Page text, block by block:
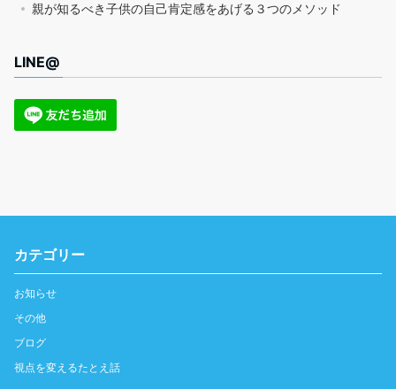
親が知るべき子供の自己肯定感をあげる３つのメソッド
LINE@
カテゴリー
お知らせ
その他
ブログ
視点を変えるたとえ話